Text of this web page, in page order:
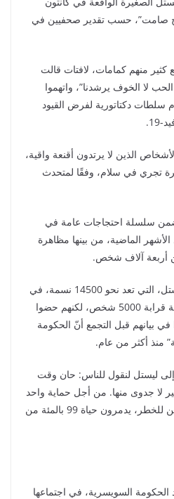
صامت”، حسب تقدير صحفيين في
كثير منهم كمامات، لافتات قالت
لا الخوف يرشدنا”، واتهموا
سلطات دكتاتورية لفرض القيود
19.
الذين لا يرتدون أقنعة واقية،
تجري في سلام، وفقًا لمتحدث
سلسلة احتجاجات عامة في
الأشهر الماضية، من بينها مظاهرة
أربعة آلاف شخص.
وقال منظمو الاحتجاج في ليستل، التي تعد نحو 14500 نسمة، في
بيان لهم إنهم يتوقعون مشاركة قرابة 5000 شخص، لكنهم حضوا
في بيانهم قبل التجمع أنّ الحكومة
منذ أكثر من عام.
ليستل لنقول للناس: حان وقت
لا جدوى منها. من أجل حماية واحد
بالمئة من الأشخاص المعرضين للخطر، يدمرون حياة 99 بالمئة من
الحكومة السويسرية، في اجتماعها